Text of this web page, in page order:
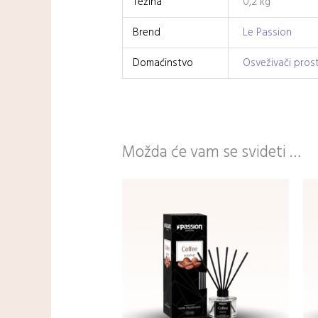
Brend
Le Passion
Domaćinstvo
Osveživači
Možda će vam se svideti …